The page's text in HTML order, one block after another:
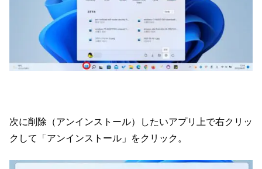
次に削除（アンインストール）したいアプリ上で右クリッ
クして「アンインストール」をクリック。